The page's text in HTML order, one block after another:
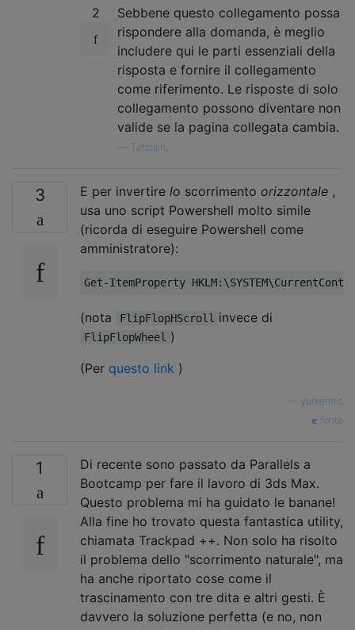
2
Sebbene questo collegamento possa
rispondere alla domanda, è meglio
includere qui le parti essenziali della
risposta e fornire il collegamento
come riferimento. Le risposte di solo
collegamento possono diventare non
valide se la pagina collegata cambia.
Tetsujin,
3 E per invertire lo scorrimento orizzontale ,
usa uno script Powershell molto simile
(ricorda di eseguire Powershell come
amministratore):
(nota FlipFlopHScroll invece di
FlipFlopWheel )
(Per questo link )
yurkennis
fonte
1
Di recente sono passato da Parallels a
Bootcamp per fare il lavoro di 3ds Max.
Questo problema mi ha guidato le banane!
Alla fine ho trovato questa fantastica utility,
chiamata Trackpad ++. Non solo ha risolto
il problema dello "scorrimento naturale", ma
ha anche riportato cose come il
trascinamento con tre dita e altri gesti. È
davvero la soluzione perfetta (e no, non